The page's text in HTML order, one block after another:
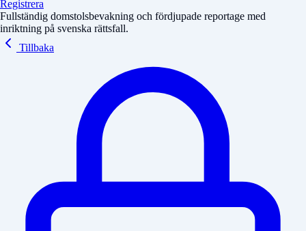
Registrera
Fullständig domstolsbevakning och fördjupade reportage med
inriktning på svenska rättsfall.
Tillbaka